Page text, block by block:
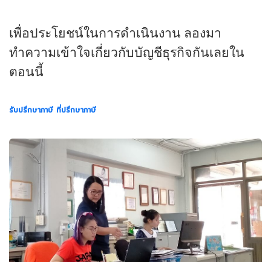
เพื่อประโยชน์ในการดำเนินงาน ลองมา
ทำความเข้าใจเกี่ยวกับบัญชีธุรกิจกันเลยใน
ตอนนี้
รับปรึกษาภาษี ที่ปรึกษาภาษี